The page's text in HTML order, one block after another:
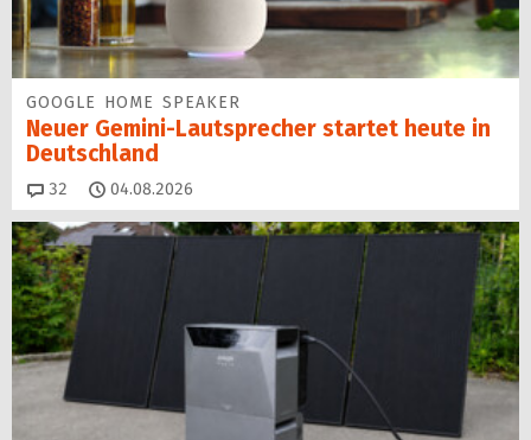
GOOGLE HOME SPEAKER
Neuer Gemini-Laut­spre­cher startet heu­te in
Deutschland
32 Kommentare
04.08.2026